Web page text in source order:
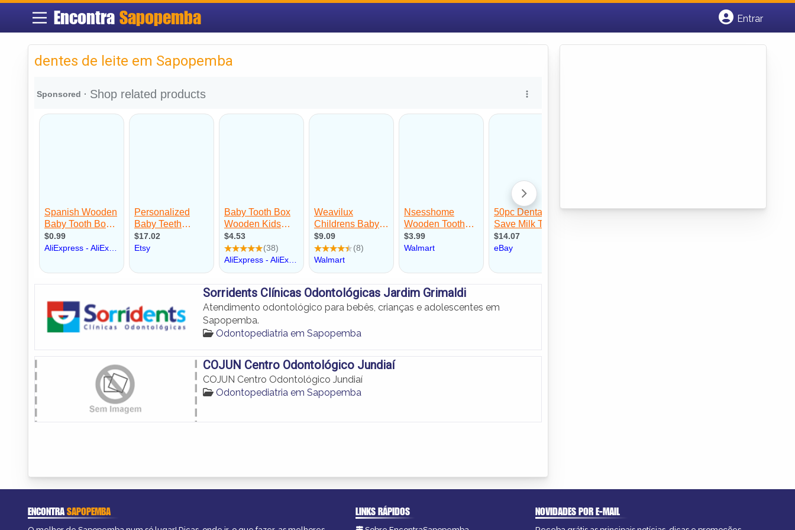
Encontra Sapopemba
Entrar
dentes de leite em Sapopemba
Sorridents Clínicas Odontológicas Jardim Grimaldi
Atendimento odontológico para bebês, crianças e adolescentes em
Sapopemba.
Odontopediatria em Sapopemba
COJUN Centro Odontológico Jundiaí
COJUN Centro Odontológico Jundiaí
Odontopediatria em Sapopemba
ENCONTRASAPOPEMBA LINKS RÁPIDOS NOVIDADES POR E-MAIL